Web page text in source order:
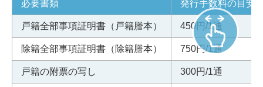
必要書類 発行手数料の目安/
戸籍全部事項証明書（戸籍謄本） 450円/1通
除籍全部事項証明書（除籍謄本） 750円/1通
戸籍の附票の写し 300円/1通